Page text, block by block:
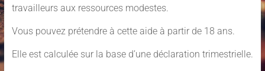
travailleurs aux ressources modestes.
Vous pouvez prétendre à cette aide à partir de 18 ans.
Elle est calculée sur la base d’une déclaration trimestrielle.